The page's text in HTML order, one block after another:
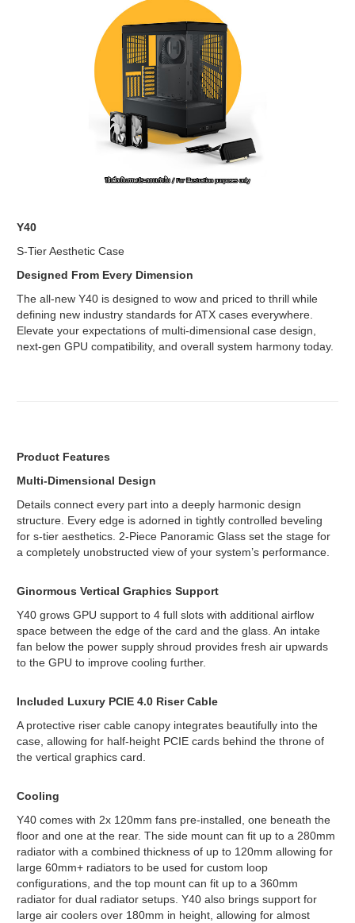
Y40
S-Tier Aesthetic Case
Designed From Every Dimension
The all-new Y40 is designed to wow and priced to thrill while
defining new industry standards for ATX cases everywhere.
Elevate your expectations of multi-dimensional case design,
next-gen GPU compatibility, and overall system harmony today.
Product Features
Multi-Dimensional Design
Details connect every part into a deeply harmonic design
structure. Every edge is adorned in tightly controlled beveling
for s-tier aesthetics. 2-Piece Panoramic Glass set the stage for
a completely unobstructed view of your system’s performance.
Ginormous Vertical Graphics Support
Y40 grows GPU support to 4 full slots with additional airflow
space between the edge of the card and the glass. An intake
fan below the power supply shroud provides fresh air upwards
to the GPU to improve cooling further.
Included Luxury PCIE 4.0 Riser Cable
A protective riser cable canopy integrates beautifully into the
case, allowing for half-height PCIE cards behind the throne of
the vertical graphics card.
Cooling
Y40 comes with 2x 120mm fans pre-installed, one beneath the
floor and one at the rear. The side mount can fit up to a 280mm
radiator with a combined thickness of up to 120mm allowing for
large 60mm+ radiators to be used for custom loop
configurations, and the top mount can fit up to a 360mm
radiator for dual radiator setups. Y40 also brings support for
large air coolers over 180mm in height, allowing for almost